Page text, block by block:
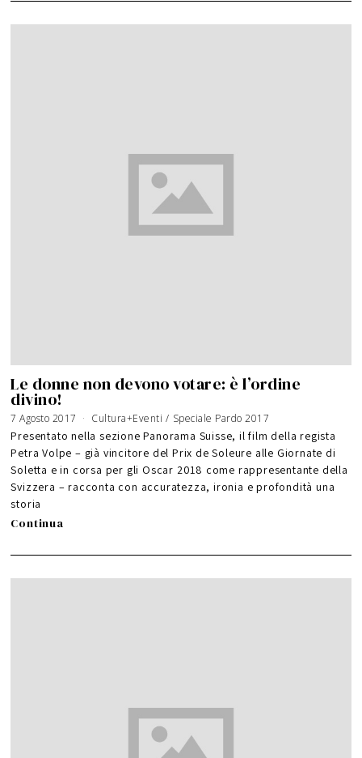
Le donne non devono votare: è l’ordine
divino!
7 Agosto 2017 Cultura+Eventi / Speciale Pardo 2017
Presentato nella sezione Panorama Suisse, il film della regista
Petra Volpe – già vincitore del Prix de Soleure alle Giornate di
Soletta e in corsa per gli Oscar 2018 come rappresentante della
Svizzera – racconta con accuratezza, ironia e profondità una
storia
Continua